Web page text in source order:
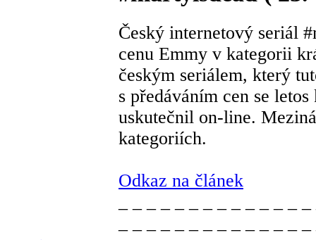
Český internetový seriál
cenu Emmy v kategorii
českým seriálem, který
s předáváním cen se
uskutečnil on-line.
kategoriích.
Odkaz na článek